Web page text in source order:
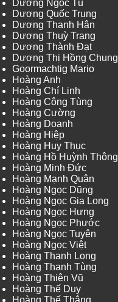
Dương Ngọc Tú
Dương Quốc Trung
Dương Thanh Hân
Dương Thuỳ Trang
Dương Thành Đạt
Dương Thị Hồng Chung
Goormachtig Mario
Hoàng Anh
Hoàng Chí Linh
Hoàng Công Tùng
Hoàng Cường
Hoàng Doanh
Hoàng Hiệp
Hoàng Huy Thục
Hoàng Hồ Huỳnh Thông
Hoàng Minh Đức
Hoàng Mạnh Quân
Hoàng Ngọc Dũng
Hoàng Ngọc Gia Long
Hoàng Ngọc Hưng
Hoàng Ngọc Phước
Hoàng Ngọc Tuyên
Hoàng Ngọc Việt
Hoàng Thanh Long
Hoàng Thanh Tùng
Hoàng Thiên Vũ
Hoàng Thế Duy